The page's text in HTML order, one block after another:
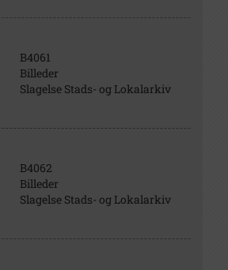
B4061
Billeder
Slagelse Stads- og Lokalarkiv
B4062
Billeder
Slagelse Stads- og Lokalarkiv